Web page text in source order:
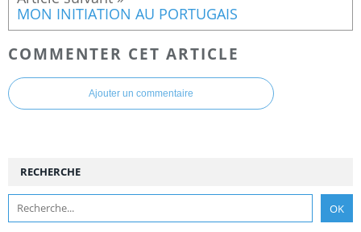
MON INITIATION AU PORTUGAIS
COMMENTER CET ARTICLE
Ajouter un commentaire
RECHERCHE